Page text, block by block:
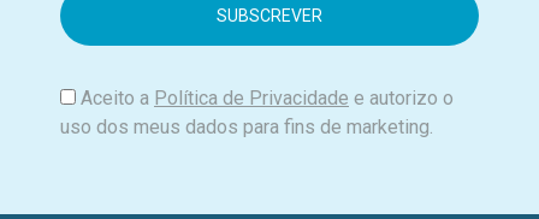
i
Aceito a Política de Privacidade e autorizo o
uso dos meus dados para fins de marketing.